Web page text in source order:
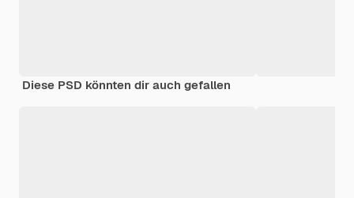
Diese PSD könnten dir auch gefallen